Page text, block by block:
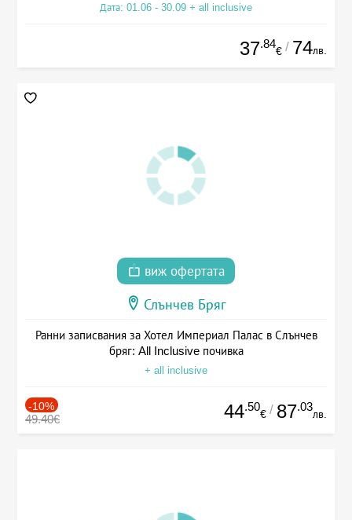
Дата: 01.06 - 30.09 + all inclusive
37.84
€ / 74лв.
виж офертата
Слънчев Бряг
Ранни записвания за Хотел Империал Палас в Слънчев
бряг: All Inclusive почивка
+ all inclusive
-10%
49.40€ 44.50
€ / 87.03
лв.